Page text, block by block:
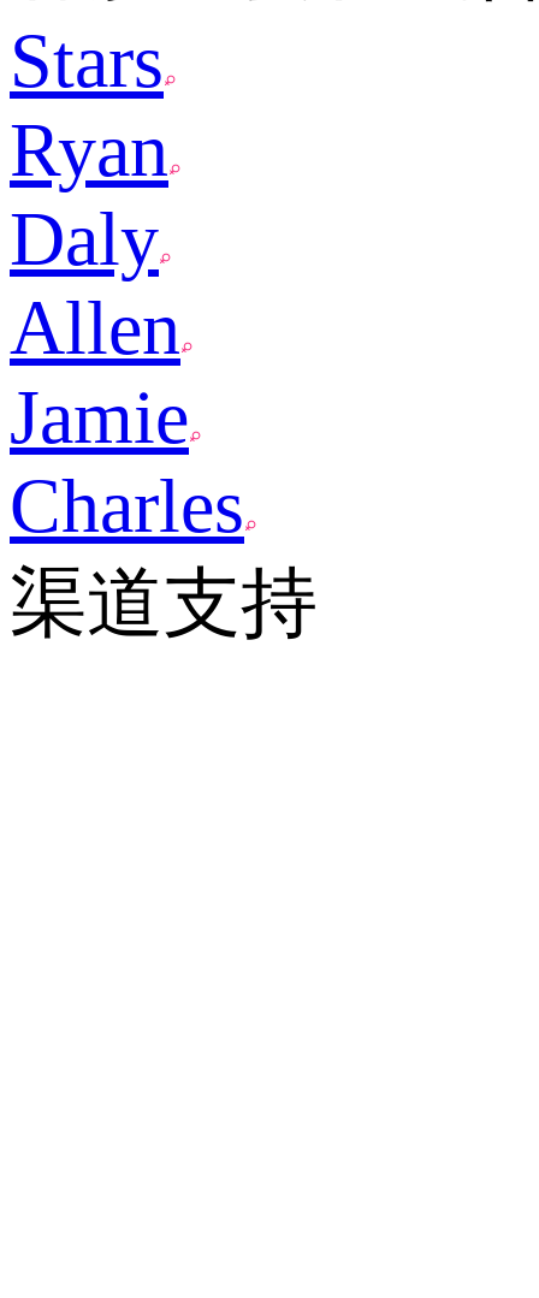
Stars
Ryan
Daly
Allen
Jamie
Charles
渠道支持